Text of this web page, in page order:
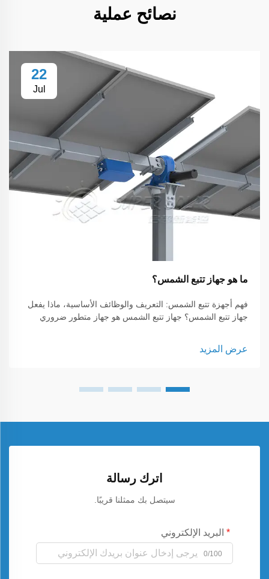
نصائح عملية
22
Jul
ما هو جهاز تتبع الشمس؟
فهم أجهزة تتبع الشمس: التعريف والوظائف الأساسية، ماذا يفعل
جهاز تتبع الشمس؟ جهاز تتبع الشمس هو جهاز متطور ضروري
للطاقة من خلال تتبع حركة الشمس بدقة.
عرض المزيد
اترك رسالة
سيتصل بك ممثلنا قريبًا.
البريد الإلكتروني
0/100